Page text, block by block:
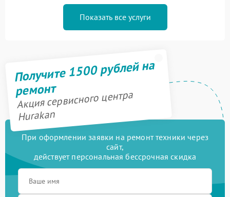
Показать все услуги
Получите 1500 рублей на
ремонт
Акция сервисного центра
Hurakan
При оформлении заявки на ремонт техники через
сайт,
действует персональная бессрочная скидка